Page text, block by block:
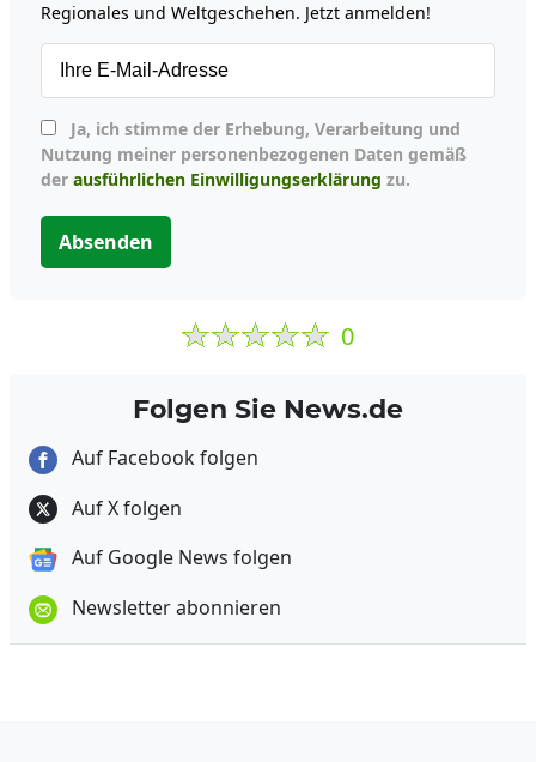
Regionales und Weltgeschehen. Jetzt anmelden!
Nutzung meiner personenbezogenen Daten gemäß
der ausführlichen Einwilligungserklärung zu.
Absenden
0
Folgen Sie News.de
Auf Facebook folgen
Auf X folgen
Auf Google News folgen
Newsletter abonnieren